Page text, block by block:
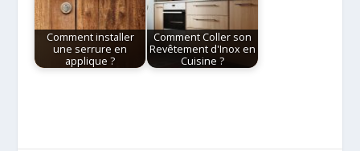
Comment installer
une serrure en
applique ?
Comment Coller son
Revêtement d'Inox en
Cuisine ?